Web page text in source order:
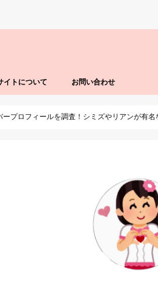
イトについて お問い合わせ
プロフィールを調査！シミズやリアンが有名